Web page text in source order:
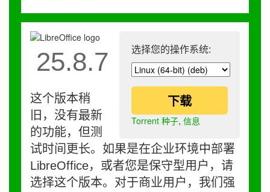
选择您的操作系统:
下载
Torrent 种子, 信息
25.8.7
这个版本稍
旧，没有最新
的功能，但测
试时间更长。如果是在企业环境中部署
LibreOffice，或者您是保守型用户，请
选择这个版本。对于商业用户，我们强